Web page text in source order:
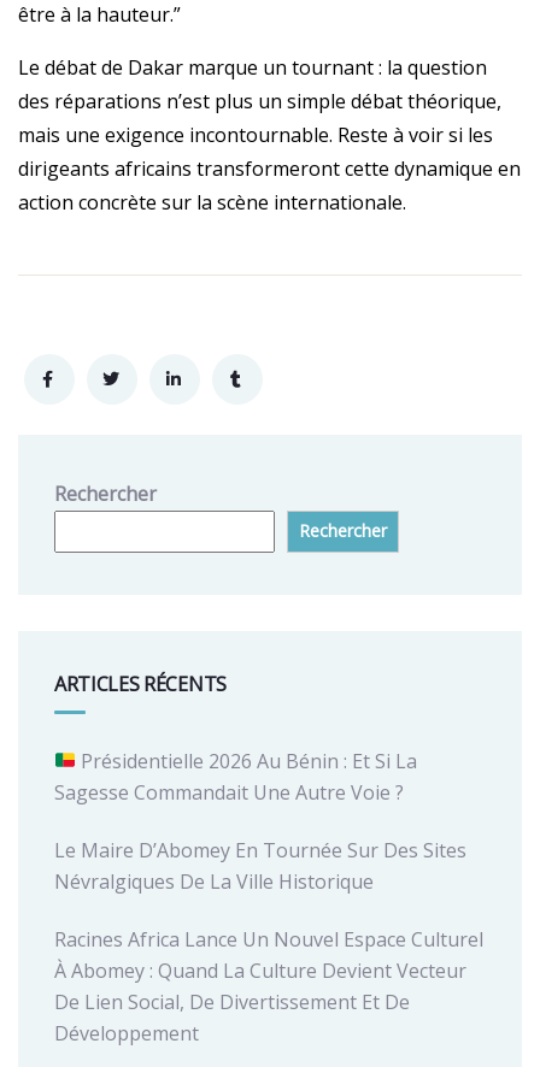
être à la hauteur.”
Le débat de Dakar marque un tournant : la question
des réparations n’est plus un simple débat théorique,
mais une exigence incontournable. Reste à voir si les
dirigeants africains transformeront cette dynamique en
action concrète sur la scène internationale.
Rechercher
Rechercher
ARTICLES RÉCENTS
Présidentielle 2026 Au Bénin : Et Si La
Sagesse Commandait Une Autre Voie ?
Le Maire D’Abomey En Tournée Sur Des Sites
Névralgiques De La Ville Historique
Racines Africa Lance Un Nouvel Espace Culturel
À Abomey : Quand La Culture Devient Vecteur
De Lien Social, De Divertissement Et De
Développement